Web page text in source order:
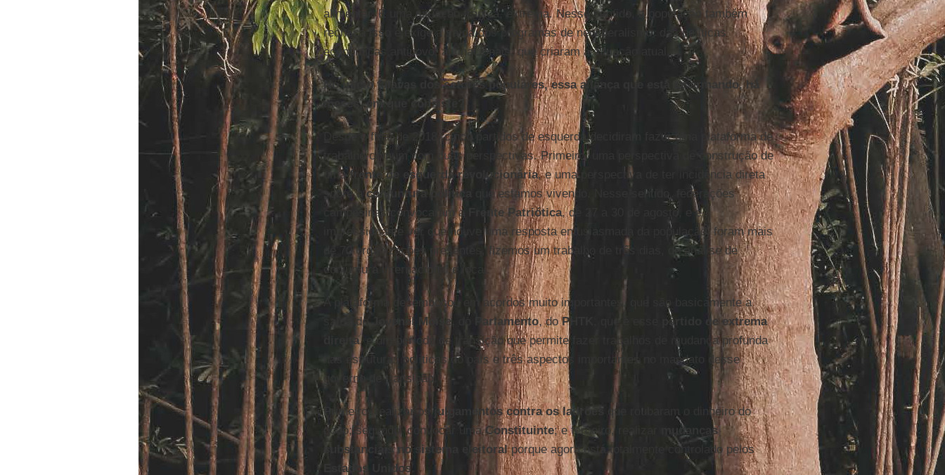
alimentar. É uma situação trágica, extrema. Nesse sentido, a população também
rechaça isso e exige a saída dos programas de neoliberalismo, das políticas
econômicas antipovo, antinacionais, que criaram a situação atual.
No início falavas dos setores populares, essa aliança que está se armando, há
meses, em que consiste?
Desde o final de 2018, cinco partidos de esquerda decidiram fazer uma plataforma de
trabalho comum com duas perspectivas. Primeiro, uma perspectiva de construção de
umafrente de esquerda revolucionária, e uma perspectiva de ter incidência direta
sobre aconjuntura política
que estamos vivendo. Nesse sentido, federações
campesinas convocaram a
Frente Patriótica, de 27 a 30 de agosto, e é
impressionante ver que houve uma resposta entusiasmada da população, foram mais
de 70 organizações presentes, fizemos um trabalho de três dias, de análise de
conjuntura internacional e local.
A plataforma desembocou em acordos muito importantes, que são basicamente a
saída de Jovenel Moïse, do Parlamento, doPHTK
partido de extrema
direita, e um período de transição que permite fazer trabalhos de mudança profunda
nas estruturas políticas do país e três aspectos importantes no mandato desse
governo de transição.
Primeiro, realizar os julgamentos contra os ladrões que roubaram o dinheiro do
povo; segundo, convocar umaConstituinte; e terceiro, realizar
mudanças
substanciais no sistema eleitoralporque agora está totalmente controlado pelos
Estados Unidos.